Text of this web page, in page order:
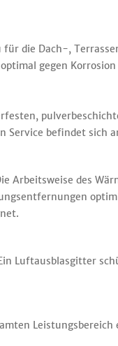
für die Dach-,
gegen
befindet sich
Arbeitsweise des
Luftausblasgitter